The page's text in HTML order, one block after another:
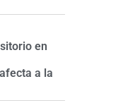
en
a la